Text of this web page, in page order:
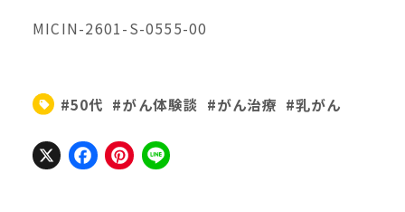
MICIN-2601-S-0555-00
#50代 #がん体験談 #がん治療 #乳がん
X Facebook
Pinterest